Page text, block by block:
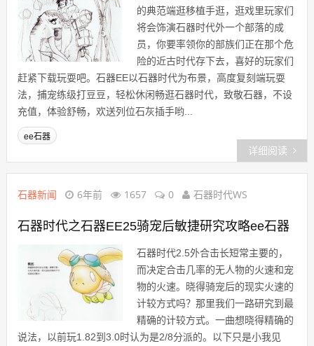
的典范端逛移植手逛，逛戏里玩家们
将会饰演石器时代外一个部落的成
员，你要率领你的部族们正在那个危
险的近古时代存下去，喜好的玩家们
赶紧下载玩耍吧。石器EE以石器时代为布景，高度复刻端玩耍
法，捕宠练级打豆豆，轻松休闲畅逛石器时代，致敬石器，不设
充值，体验舒畅，欢送列位石灰插手哟...
ee石器
详细阅读
石器新闻 6年前 1657 0 石器时代WS
石器时代之石器EE25骑宠后敏捷研究攻略ee石器
石器时代2.5外合击长短常主要的，
而决定合击几率的无人物的火速和宠
物的火速。晓得骑宠后的现实火速的
计较方式吗？那里我们一路研究到最
精确的计较方式。一曲想晓得精确的
说法，以前玩1.82到3.0时认为是2/8分派的。以下只是小我见